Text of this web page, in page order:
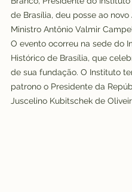
de Brasília, deu posse ao novo
Ministro Antônio Valmir
O evento ocorreu na sede do
Histórico de Brasília, que
de sua fundação. O Instituto
patrono o Presidente da
Juscelino Kubitschek de